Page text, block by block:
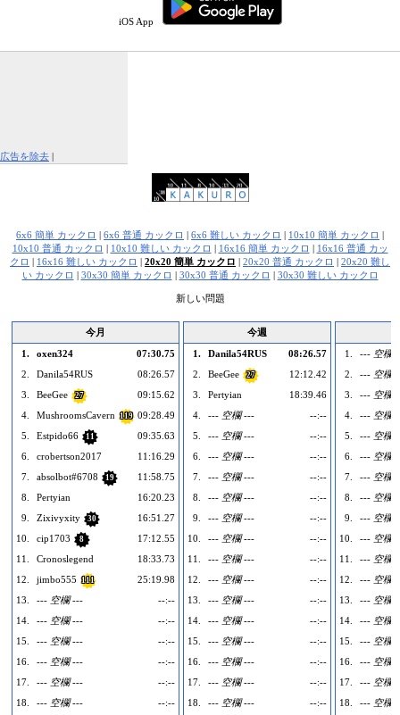
iOS App
広告を除去 |
6x6 簡単 カックロ 6x6 普通 カックロ 6x6 難しい カックロ 10x10 簡単 カックロ
10x10 普通 カックロ
10x10 難しい カックロ 16x16 簡単 カックロ
16x16 普通 カッ
クロ
16x16 難しい カックロ 20x20 簡単 カックロ 20x20 普通 カックロ
20x20 難し
い カックロ
30x30 簡単 カックロ 30x30 普通 カックロ 30x30 難しい カックロ
新しい問題
今月
1.
oxen324
07:30.75
2.
Danila54RUS
08:26.57
3.
BeeGee 27
09:15.62
4.
MushroomsCavern 119 09:28.49
5.
Estpido66 11
09:35.63
6.
crobertson2017
11:16.29
7.
absolbot#6708 19
11:58.75
8.
Pertyian
16:20.23
9.
Zixivyxity 30
16:51.27
10.
cip1703 8
17:12.55
11.
Cronoslegend
18:33.73
12.
jimbo555 111
25:19.98
13.
--- 空欄 ---
--:--
14.
--- 空欄 ---
--:--
15.
--- 空欄 ---
--:--
16.
--- 空欄 ---
--:--
17.
--- 空欄 ---
--:--
18.
--- 空欄 ---
--:--
今週
1.
Danila54RUS
08:26.57
2.
BeeGee 27
12:12.42
3.
Pertyian
18:39.46
4.
--- 空欄 ---
--:--
5.
--- 空欄 ---
--:--
6.
--- 空欄 ---
--:--
7.
--- 空欄 ---
--:--
8.
--- 空欄 ---
--:--
9.
--- 空欄 ---
--:--
10.
--- 空欄 ---
--:--
11.
--- 空欄 ---
--:--
12.
--- 空欄 ---
--:--
13.
--- 空欄 ---
--:--
14.
--- 空欄 ---
--:--
15.
--- 空欄 ---
--:--
16.
--- 空欄 ---
--:--
17.
--- 空欄 ---
--:--
18.
--- 空欄 ---
--:--
1.
--- 空欄
2.
--- 空欄
3.
--- 空欄
4.
--- 空欄
5.
--- 空欄
6.
--- 空欄
7.
--- 空欄
8.
--- 空欄
9.
--- 空欄
10.
--- 空欄
11.
--- 空欄
12.
--- 空欄
13.
--- 空欄
14.
--- 空欄
15.
--- 空欄
16.
--- 空欄
17.
--- 空欄
18.
--- 空欄